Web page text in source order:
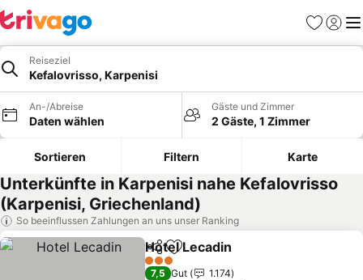
Favoriten
Reiseziel
Kefalovrisso, Karpenisi
An-/Abreise
Daten wählen
Gäste und Zimmer
2 Gäste, 1 Zimmer
Sortieren Filtern Karte
Unterkünfte in Karpenisi nahe Kefalovrisso
(Karpenisi, Griechenland)
So beeinflussen Zahlungen an uns unser Ranking
TeilenZu Favoriten hinzufügen
Hotel Lecadin
3 Sterne
7,5 Gut
1.174